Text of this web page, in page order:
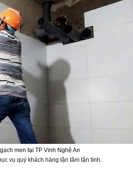
men tại TP Vinh Nghệ An
vụ quý khách hàng tận tâm tận tình.